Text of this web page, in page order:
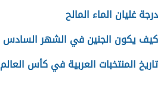
درجة غليان الماء المالح
كيف يكون الجنين في الشهر السادس
تاريخ المنتخبات العربية في كأس العالم